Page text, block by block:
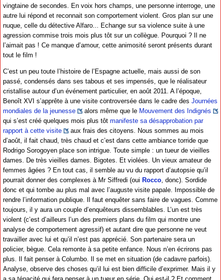
vingtaine de secondes. En voix hors champs, une personne interroge, une
autre lui répond et reconnait son comportement violent. Gros plan sur une
nuque, celle du détective Alfaro... Echange sur sa violence suite à une
agression commise trois mois plus tôt sur un collègue. Pourquoi ? Il ne
l’aimait pas ! Ce manque d’amour, cette animosité seront présents durant
tout le film !
C’est un peu toute l’histoire de l’Espagne actuelle, mais aussi de son
passé, condensés dans ses tabous et ses impensés, que le réalisateur
cristallise autour d’un événement particulier, en août 2011. A l’époque,
Benoît XVI s’apprête à une visite controversée dans le cadre des Journées
mondiales de la jeunesse
alors même que le Mouvement des Indignés
qui s’est créé quelques mois plus tôt manifeste sa désapprobation par
rapport à cette visite
aux frais des citoyens. Nous sommes au mois
d’août, il fait chaud, très chaud et c’est dans cette ambiance torride que
Rodrigo Sorogoyen place son intrigue. Toute simple : un tueur de vieilles
dames. De très vieilles dames. Bigotes. Et violées. Un vieux amateur de
femmes âgées ? En tout cas, il semble au vu du rapport d’autopsie qu’il
pourrait donner des complexes à Mr Siffredi (oui Rocco, donc). Sordide
donc et qui tombe au plus mal avec l’auguste visite papale. Impossible de
rendre l’information publique. Il faut enquêter sans faire de vagues. Comme
toujours, il y aura un couple d’enquêteurs dissemblables. L’un est très
violent (c’est d’ailleurs l’un des premiers plans du film qui montre une
analyse de comportement agressif) et autant dire que personne ne veut
travailler avec lui et qu’il n’est pas apprécié. Son partenaire sera un
policier, bègue. Cela remonte à sa petite enfance. Nous n’en écrirons pas
plus. Il fait penser à Columbo. Il se met en situation (de cadavre parfois).
Analyse, observe des choses qu’il lui est bien difficile d’exprimer. Mais il y